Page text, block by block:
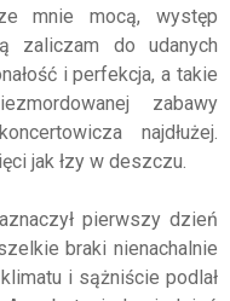
mnie mocą, występ
zaliczam do udanych
i perfekcja, a takie
zabawy
najdłużej.
jak łzy w deszczu.
pierwszy dzień
braki nienachalnie
i sążniście podlał